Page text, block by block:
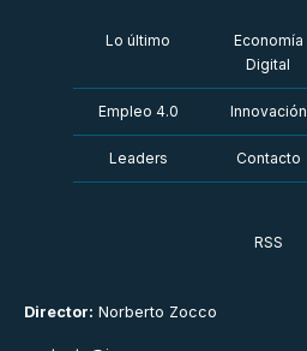
Director: Norberto Zocco
Lo último
Economía
Digital
Empleo 4.0 Innovación
Leaders Contacto
RSS